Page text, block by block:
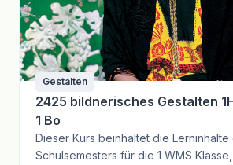
Gestalten
2425 bildnerisches Gestalten 1HW Semester
1 Bo
Dieser Kurs beinhaltet die Lerninhalte
Schulsemesters für die 1 WMS